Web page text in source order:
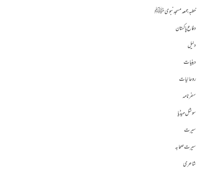
خطبہ جمعہ مسجد نبوی ﷺ
دفاع پاکستان
دلیل
دینیات
روحانیات
سفرنامہ
سوشل میڈیا
سیرت
سیرت صحابہ
شاعری